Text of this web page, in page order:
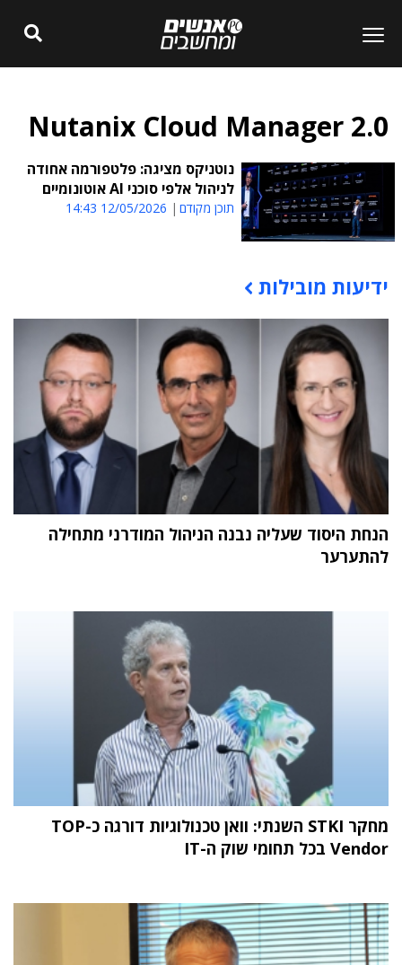
Nutanix Cloud Manager 2.0
נוטניקס מציגה: פלטפורמה אחודה
לניהול אלפי סוכני AI אוטונומיים
תוכן מקודם 12/05/2026 14:43
תוכן פרסומי
ידיעות מובילות
הנחת היסוד שעליה נבנה הניהול המודרני מתחילה
להתערער
מחקר STKI השנתי: וואן טכנולוגיות דורגה כ-TOP
Vendor בכל תחומי שוק ה-IT